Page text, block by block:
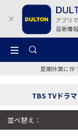
夏期休業に伴
TBS TVドラ
並べ替え：